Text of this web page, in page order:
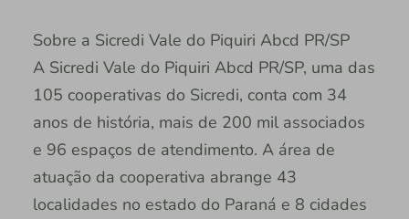
Sobre a Sicredi Vale do Piquiri Abcd PR/SP
A Sicredi Vale do Piquiri Abcd PR/SP, uma das
105 cooperativas do Sicredi, conta com 34
anos de história, mais de 200 mil associados
e 96 espaços de atendimento. A área de
atuação da cooperativa abrange 43
localidades no estado do Paraná e 8 cidades